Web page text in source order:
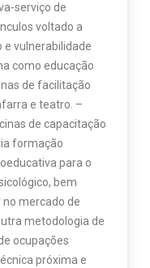
serviço de
voltado a
e vulnerabilidade
como educação
de facilitação
e teatro. –
de capacitação
formação
para o
bem
mercado de
metodologia de
ocupações
próxima e